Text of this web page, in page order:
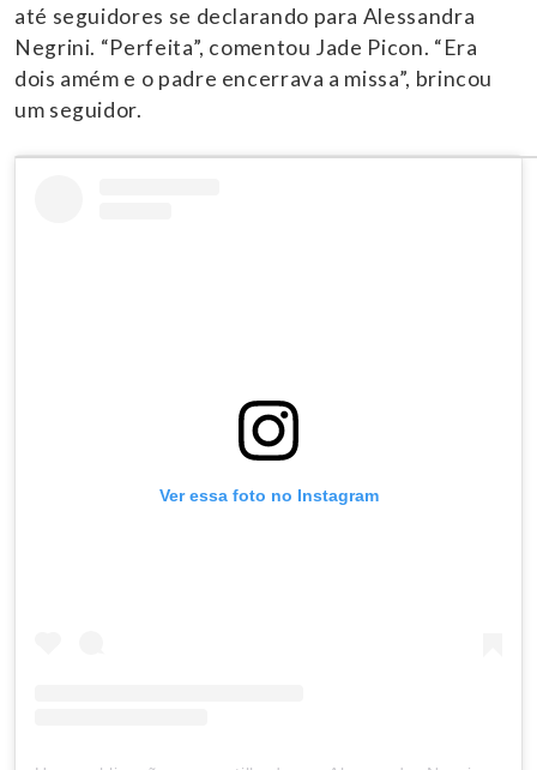
até seguidores se declarando para Alessandra
Negrini. “Perfeita”, comentou Jade Picon. “Era
dois amém e o padre encerrava a missa”, brincou
um seguidor.
Ver essa foto no Instagram